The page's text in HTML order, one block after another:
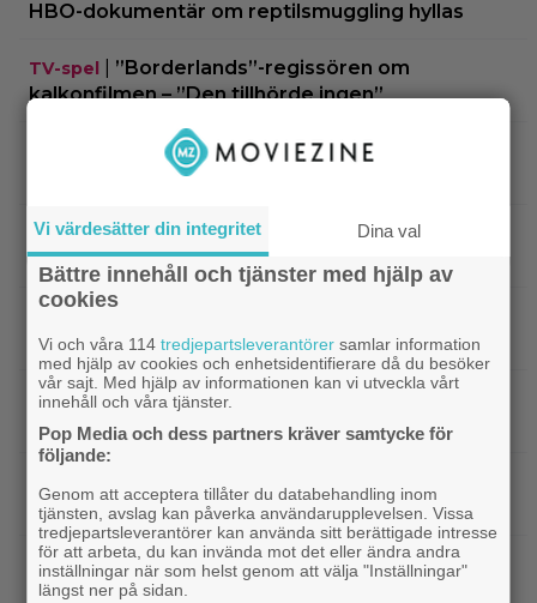
HBO-dokumentär om reptilsmuggling hyllas
TV-spel
”Borderlands”-regissören om
kalkonfilmen – ”Den tillhörde ingen”
3 nya X-Men är redan klara… och det
ryktas om fler heta namn
Hollywood|Morgan Freeman medger: Gör dåliga
filmer – om lönen är hög nog
Robert Langdon-skådis
HBO Max|”Gilmore Girls” fyller 25 år –
återvänder med ny dokumentär
om filmåret 2001?
Netflix|Netflix har lagt ned David Finchers
amerikanska ”Squid Game”-spinoff
Vi värdesätter din integritet Dina val
Bättre innehåll och tjänster med hjälp av
cookies
Vi och våra 114tredjepartsleverantörer samlar information
med hjälp av cookies och enhetsidentifierare då du besöker
vår sajt. Med hjälp av informationen kan vi utveckla vårt
innehåll och våra tjänster.
Pop Media och dess partners kräver samtycke för
följande:
Genom att acceptera tillåter du databehandling inom
tjänsten, avslag kan påverka användarupplevelsen. Vissa
tredjepartsleverantörer kan använda sitt berättigade intresse
för att arbeta, du kan invända mot det eller ändra andra
inställningar när som helst genom att välja "Inställningar"
längst ner på sidan.